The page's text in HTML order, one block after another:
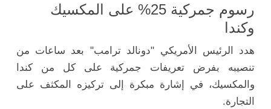
رسوم جمركية 25% على المكسيك
وكندا
هدد الرئيس الأمريكي "دونالد ترامب" بعد ساعات من
تنصيبه بفرض تعريفات جمركية على كل من كندا
والمكسيك، في إشارة مبكرة إلى تركيزه المكثف على
التجارة.